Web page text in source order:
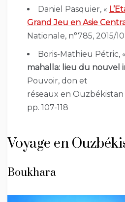
Daniel Pasquier, «
Grand Jeu en Asie
Nationale, n°785, 2015/
Boris-Mathieu Pétric, «
mahalla: lieu du nouvel
Pouvoir, don et
réseaux en
pp. 107-118
Voyage en
Boukhara